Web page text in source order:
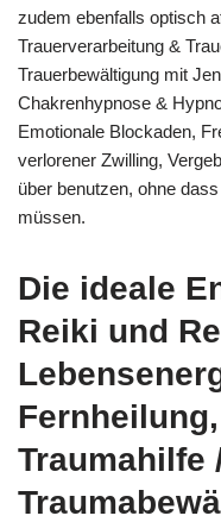
zudem ebenfalls optisch
Trauerverarbeitung &
Trauerbewältigung mit
Chakrenhypnose &
Emotionale Blockaden,
verlorener Zwilling,
über benutzen, ohne
müssen.
Die ideale
Reiki und
Traumahilfe